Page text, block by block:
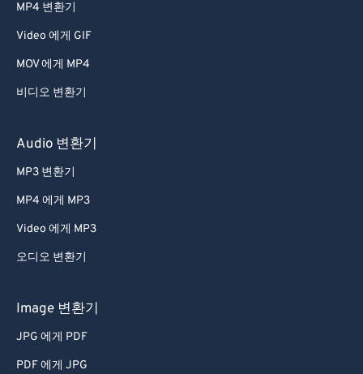
MP4 변환기
Video 에게 GIF
MOV 에게 MP4
비디오 변환기
Audio 변환기
MP3 변환기
MP4 에게 MP3
Video 에게 MP3
오디오 변환기
Image 변환기
JPG 에게 PDF
PDF 에게 JPG